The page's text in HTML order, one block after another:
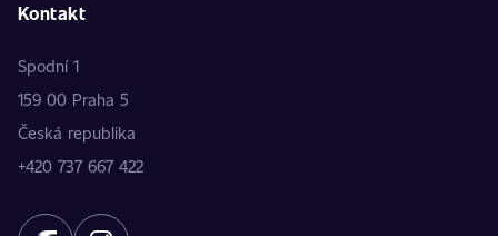
Kontakt
Spodní 1
159 00 Praha 5
Česká republika
+420 737 667 422